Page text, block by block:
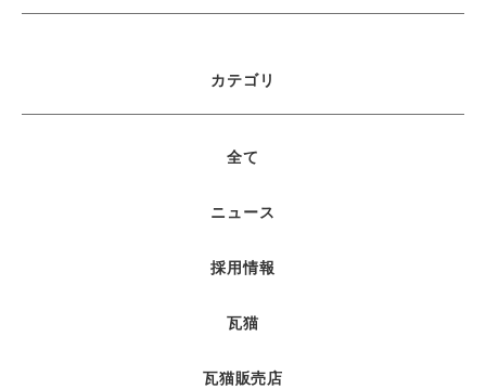
カテゴリ
全て
ニュース
採用情報
瓦猫
瓦猫販売店